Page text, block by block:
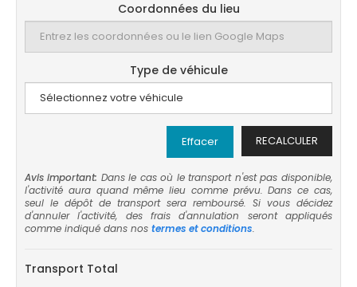
Coordonnées du lieu
Type de véhicule
RECALCULER
Effacer
Avis important: Dans le cas où le transport n'est pas disponible,
l'activité aura quand même lieu comme prévu. Dans ce cas,
seul le dépôt de transport sera remboursé. Si vous décidez
d'annuler l'activité, des frais d'annulation seront appliqués
comme indiqué dans nos termes et conditions.
Transport Total